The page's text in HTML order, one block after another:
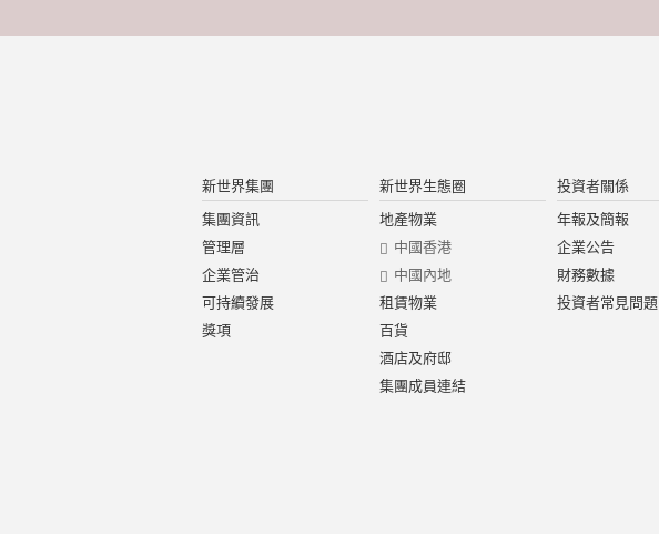
新世界集團
集團資訊
管理層
企業管治
可持續發展
獎項
新世界生態圈
地產物業
中國香港
中國內地
租賃物業
百貨
酒店及府邸
集團成員連結
投資者關係
年報及簡報
企業公告
財務數據
投資者常見問題